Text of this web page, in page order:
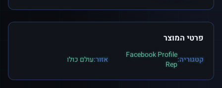
פרטי המוצר
קטגוריה:Facebook Profile
Rep
אזור:עולם כולו